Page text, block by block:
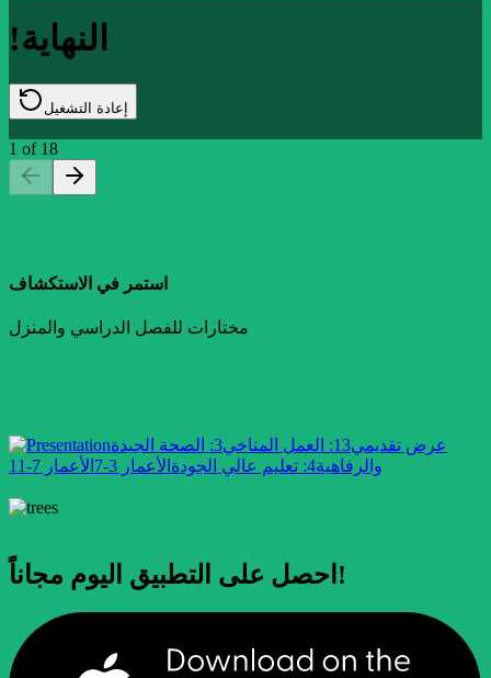
!النهاية
إعادة التشغيل
1 of 18
استمر في الاستكشاف
مختارات للفصل الدراسي والمنزل
عرض تقديمي13: العمل المناخي
3: الصحة الجيدة
والرفاهية4: تعليم عالي الجودة الأعمار 3-7 الأعمار 7-11
احصل على التطبيق اليوم مجاناً!